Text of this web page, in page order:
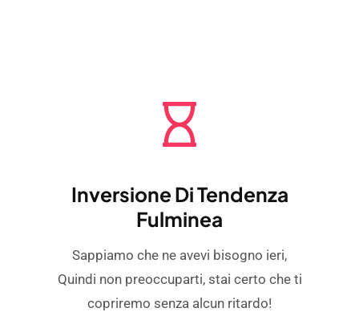
Inversione Di Tendenza
Fulminea
Sappiamo che ne avevi bisogno ieri,
Quindi non preoccuparti, stai certo che ti
copriremo senza alcun ritardo!